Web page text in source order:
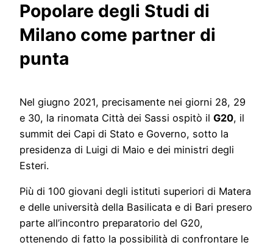
Popolare degli Studi di
Milano come partner di
punta
Nel giugno 2021, precisamente nei giorni 28, 29
e 30, la rinomata Città dei Sassi ospitò il G20, il
summit dei Capi di Stato e Governo, sotto la
presidenza di Luigi di Maio e dei ministri degli
Esteri.
Più di 100 giovani degli istituti superiori di Matera
e delle università della Basilicata e di Bari presero
parte all’incontro preparatorio del G20,
ottenendo di fatto la possibilità di confrontare le